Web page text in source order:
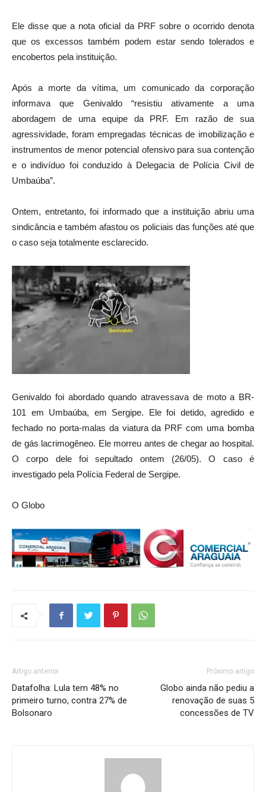
Ele disse que a nota oficial da PRF sobre o ocorrido denota
que os excessos também podem estar sendo tolerados e
encobertos pela instituição.
Após a morte da vítima, um comunicado da corporação
informava que Genivaldo “resistiu ativamente a uma
abordagem de uma equipe da PRF. Em razão de sua
agressividade, foram empregadas técnicas de imobilização e
instrumentos de menor potencial ofensivo para sua contenção
e o indivíduo foi conduzido à Delegacia de Polícia Civil de
Umbaúba”.
Ontem, entretanto, foi informado que a instituição abriu uma
sindicância e também afastou os policiais das funções até que
o caso seja totalmente esclarecido.
Genivaldo foi abordado quando atravessava de moto a BR-
101 em Umbaúba, em Sergipe. Ele foi detido, agredido e
fechado no porta-malas da viatura da PRF com uma bomba
de gás lacrimogêneo. Ele morreu antes de chegar ao hospital.
O corpo dele foi sepultado ontem (26/05). O caso é
investigado pela Polícia Federal de Sergipe.
O Globo
Artigo anterior
Datafolha: Lula tem 48% no
primeiro turno, contra 27% de
Bolsonaro
Próximo artigo
Globo ainda não pediu a
renovação de suas 5
concessões de TV